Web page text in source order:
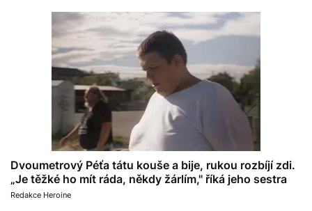
Dvoumetrový Péťa tátu kouše a bije, rukou rozbíjí zdi.
„Je těžké ho mít ráda, někdy žárlím," říká jeho sestra
Redakce Heroine